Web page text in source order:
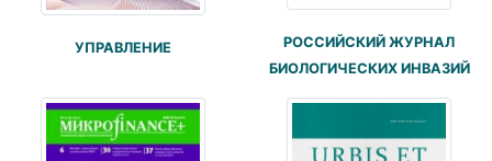
УПРАВЛЕНИЕ
РОССИЙСКИЙ ЖУРНАЛ
БИОЛОГИЧЕСКИХ ИНВАЗИЙ